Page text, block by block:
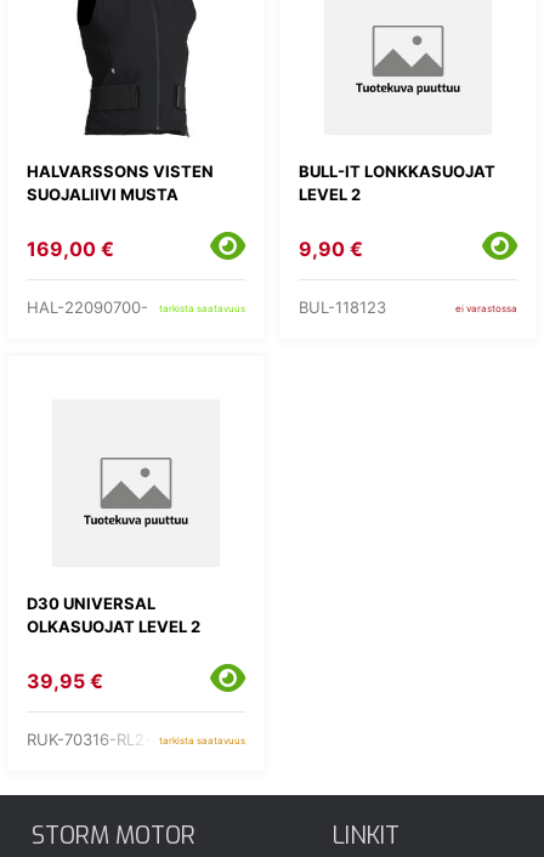
HALVARSSONS VISTEN
SUOJALIIVI MUSTA
169,00 €
HAL-22090700- tarkista saatavuus
BULL-IT LONKKASUOJAT
LEVEL 2
9,90 €
BUL-118123 ei varastossa
D30 UNIVERSAL
OLKASUOJAT LEVEL 2
39,95 €
RUK-70316-RL2-460tarkista saatavuus
STORM MOTOR LINKIT